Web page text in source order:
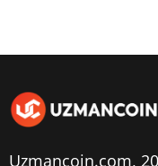
Uzmancoin.com,